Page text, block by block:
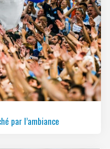
par l’ambiance